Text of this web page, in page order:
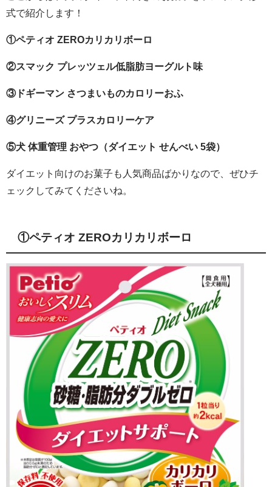
式で紹介します！
①ペティオ ZEROカリカリボーロ
②スマック プレッツェル低脂肪ヨーグルト味
③ドギーマン さつまいものカロリーおふ
④グリニーズ プラスカロリーケア
⑤犬 体重管理 おやつ（ダイエット せんべい 5袋）
ダイエット向けのお菓子も人気商品ばかりなので、ぜひチ
ェックしてみてくださいね。
①ペティオ ZEROカリカリボーロ